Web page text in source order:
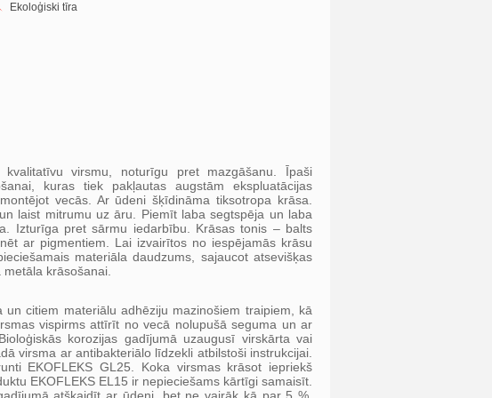
Ekoloģiski tīra
virsmu, noturīgu pret mazgāšanu. Īpaši
kuras tiek pakļautas augstām ekspluatācijas
vecās. Ar ūdeni šķīdināma tiksotropa krāsa.
laist mitrumu uz āru. Piemīt laba segtspēja un laba
Izturīga pret sārmu iedarbību. Krāsas tonis – balts
ar pigmentiem. Lai izvairītos no iespējamās krāsu
materiāla daudzums, sajaucot atsevišķas
krāsošanai.
citiem materiālu adhēziju mazinošiem traipiem, kā
vispirms attīrīt no vecā nolupušā seguma un ar
korozijas gadījumā uzaugusī virskārta vai
virsma ar antibakteriālo līdzekli atbilstoši instrukcijai.
EKOFLEKS GL25. Koka virsmas krāsot iepriekš
EKOFLEKS EL15 ir nepieciešams kārtīgi samaisīt.